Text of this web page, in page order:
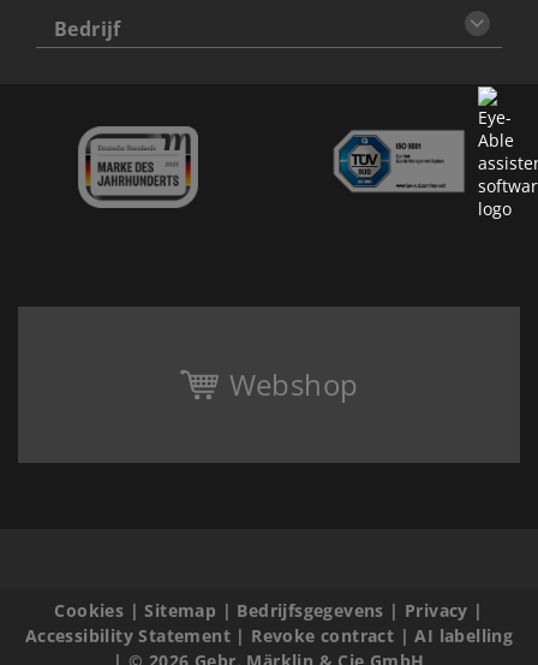
Bedrijf
Webshop
Cookies |Sitemap | Bedrijfsgegevens | Privacy |
Accessibility Statement| Revoke contract |AI labelling